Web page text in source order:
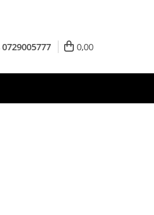
0729005777 0,00